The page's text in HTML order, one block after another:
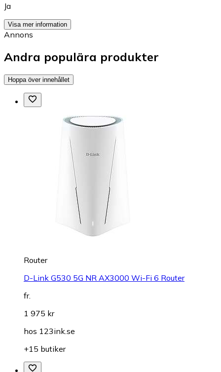
Ja
Visa mer information
Annons
Andra populära produkter
Hoppa över innehållet
Router
D-Link G530 5G NR AX3000 Wi-Fi 6 Router
fr.
1 975 kr
hos 123ink.se
+15 butiker